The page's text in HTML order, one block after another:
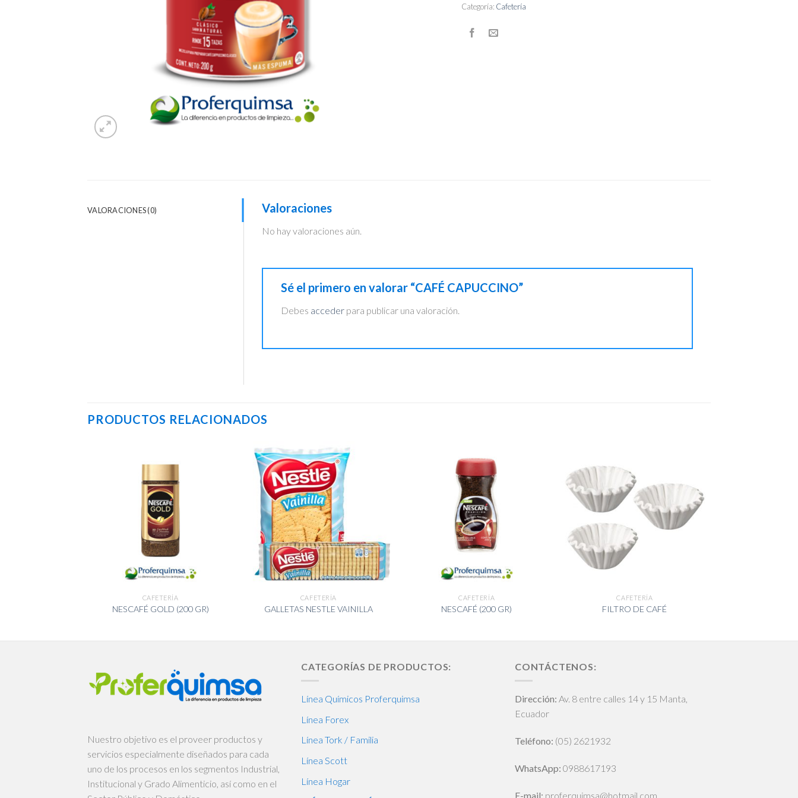
Categoría: Cafetería
VALORACIONES (0) Valoraciones
No hay valoraciones aún.
Sé el primero en valorar “CAFÉ CAPUCCINO”
Debes accederpara publicar una valoración.
PRODUCTOS RELACIONADOS
CAFETERÍA
NESCAFÉ GOLD (200 GR)
CAFETERÍA
GALLETAS NESTLE VAINILLA
CAFETERÍA
NESCAFÉ (200 GR)
CAFETERÍA
FILTRO DE CAFÉ
Nuestro objetivo es el proveer productos y
servicios especialmente diseñados para cada
uno de los procesos en los segmentos Industrial,
Institucional y Grado Alimenticio, así como en el
CATEGORÍAS DE PRODUCTOS:
Línea Químicos Proferquimsa
Línea Forex
Línea Tork / Familia
Línea Scott
Línea Hogar
CONTÁCTENOS:
Dirección: Av. 8 entre calles 14 y 15 Manta,
Ecuador
Teléfono: (05) 2621932
WhatsApp: 0988617193
E-mail: proferquimsa@hotmail.com